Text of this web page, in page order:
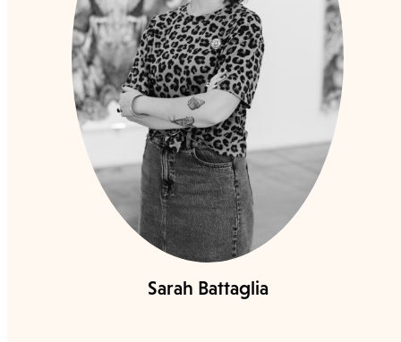
Sarah Battaglia